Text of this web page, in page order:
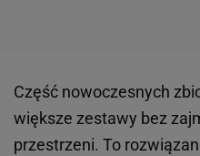
Część nowoczesnych
większe zestawy bez
przestrzeni. To